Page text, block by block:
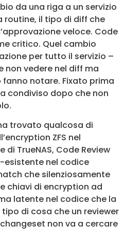
da una riga a un servizio
routine, il tipo di diff che
veloce. Code
critico. Quel cambio
per tutto il servizio –
non vedere nel diff ma
notare. Fixato prima
condiviso dopo che non
trovato qualcosa di
ZFS nel
TrueNAS, Code Review
esistente nel codice
che silenziosamente
chiavi di encryption ad
latente nel codice che la
di cosa che un reviewer
non va a cercare